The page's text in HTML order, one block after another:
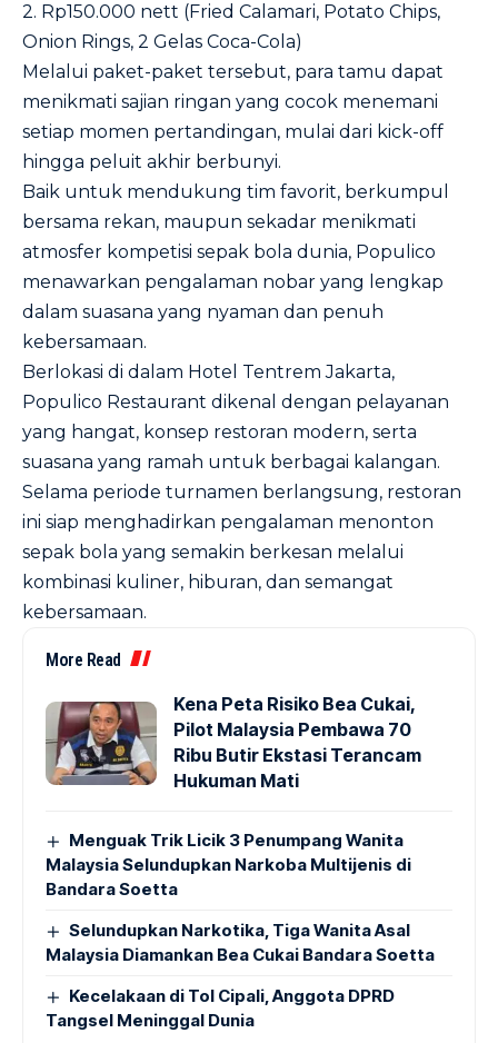
2. Rp150.000 nett (Fried Calamari, Potato Chips,
Onion Rings, 2 Gelas Coca-Cola)
Melalui paket-paket tersebut, para tamu dapat
menikmati sajian ringan yang cocok menemani
setiap momen pertandingan, mulai dari kick-off
hingga peluit akhir berbunyi.
Baik untuk mendukung tim favorit, berkumpul
bersama rekan, maupun sekadar menikmati
atmosfer kompetisi sepak bola dunia, Populico
menawarkan pengalaman nobar yang lengkap
dalam suasana yang nyaman dan penuh
kebersamaan.
Berlokasi di dalam Hotel Tentrem Jakarta,
Populico Restaurant dikenal dengan pelayanan
yang hangat, konsep restoran modern, serta
suasana yang ramah untuk berbagai kalangan.
Selama periode turnamen berlangsung, restoran
ini siap menghadirkan pengalaman menonton
sepak bola yang semakin berkesan melalui
kombinasi kuliner, hiburan, dan semangat
kebersamaan.
More Read
Kena Peta Risiko Bea Cukai,
Pilot Malaysia Pembawa 70
Ribu Butir Ekstasi Terancam
Hukuman Mati
Menguak Trik Licik 3 Penumpang Wanita
Malaysia Selundupkan Narkoba Multijenis di
Bandara Soetta
Selundupkan Narkotika, Tiga Wanita Asal
Malaysia Diamankan Bea Cukai Bandara Soetta
Kecelakaan di Tol Cipali, Anggota DPRD
Tangsel Meninggal Dunia